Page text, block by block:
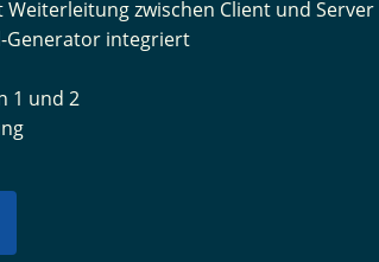
Weiterleitung zwischen Client und Server
Generator integriert
1 und 2